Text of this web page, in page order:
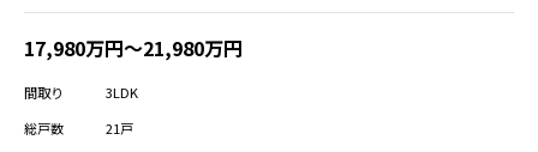
17,980万円～21,980万円
間取り
3LDK
総戸数
21戸